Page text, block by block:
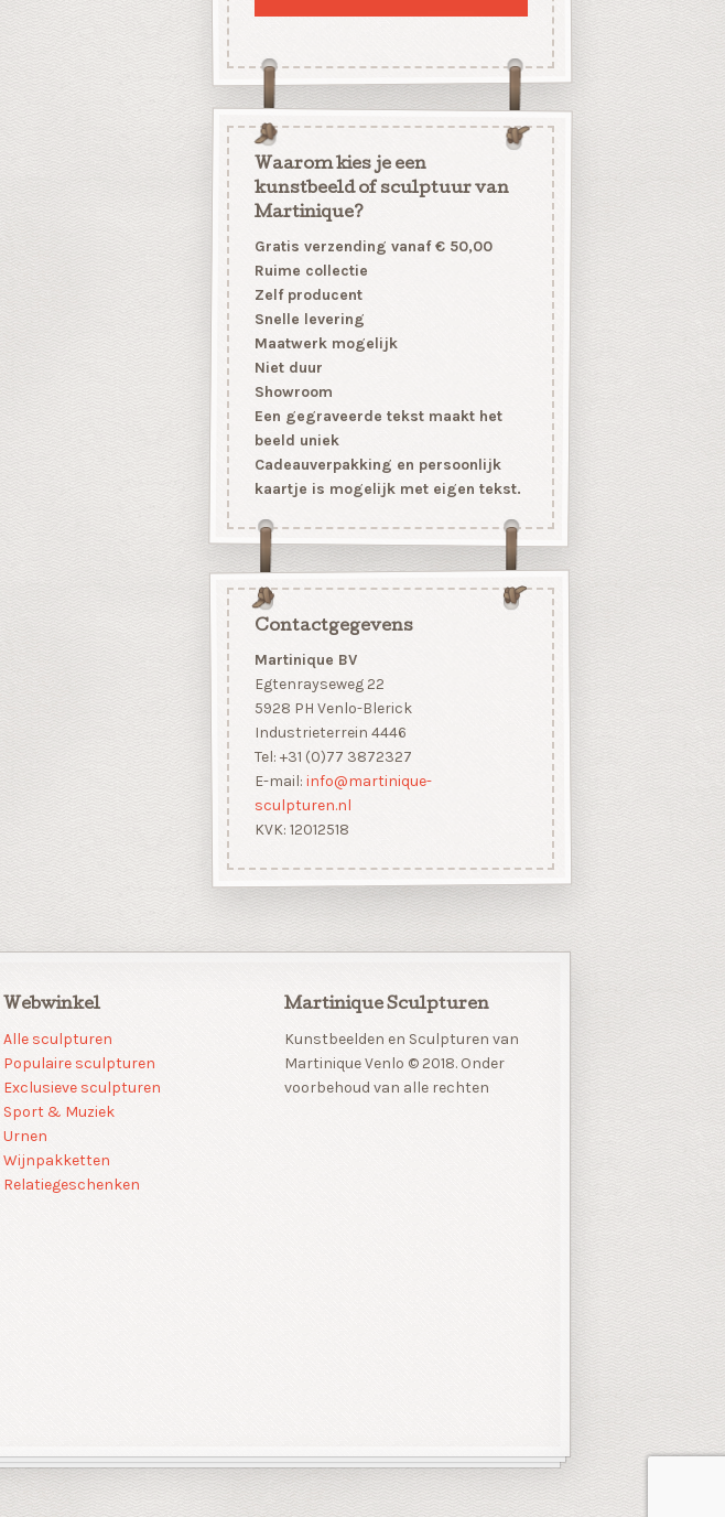
Waarom kies je een
kunstbeeld of sculptuur van
Martinique?
Gratis verzending vanaf € 50,00
Ruime collectie
Zelf producent
Snelle levering
Maatwerk mogelijk
Niet duur
Showroom
Een gegraveerde tekst maakt het
beeld uniek
Cadeauverpakking en persoonlijk
kaartje is mogelijk met eigen tekst.
Contactgegevens
Martinique BV
Egtenrayseweg 22
5928 PH Venlo-Blerick
Industrieterrein 4446
Tel: +31 (0)77 3872327
E-mail: info@martinique-
sculpturen.nl
KVK: 12012518
Webwinkel
Alle sculpturen
Populaire sculpturen
Exclusieve sculpturen
Sport & Muziek
Urnen
Wijnpakketten
Relatiegeschenken
Martinique Sculpturen
Kunstbeelden en Sculpturen van
Martinique Venlo © 2018. Onder
voorbehoud van alle rechten